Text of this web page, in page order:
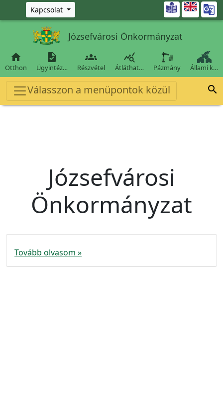
Ugrás a fő tartalomra
Kapcsolat 
Józsefvárosi Önkormányzat

Otthon

Ügyintéz…

Részvétel

Átláthat… Pázmány Állami k…
Válasszon a menüpontok közül 
Józsefvárosi
Önkormányzat
Tovább olvasom »